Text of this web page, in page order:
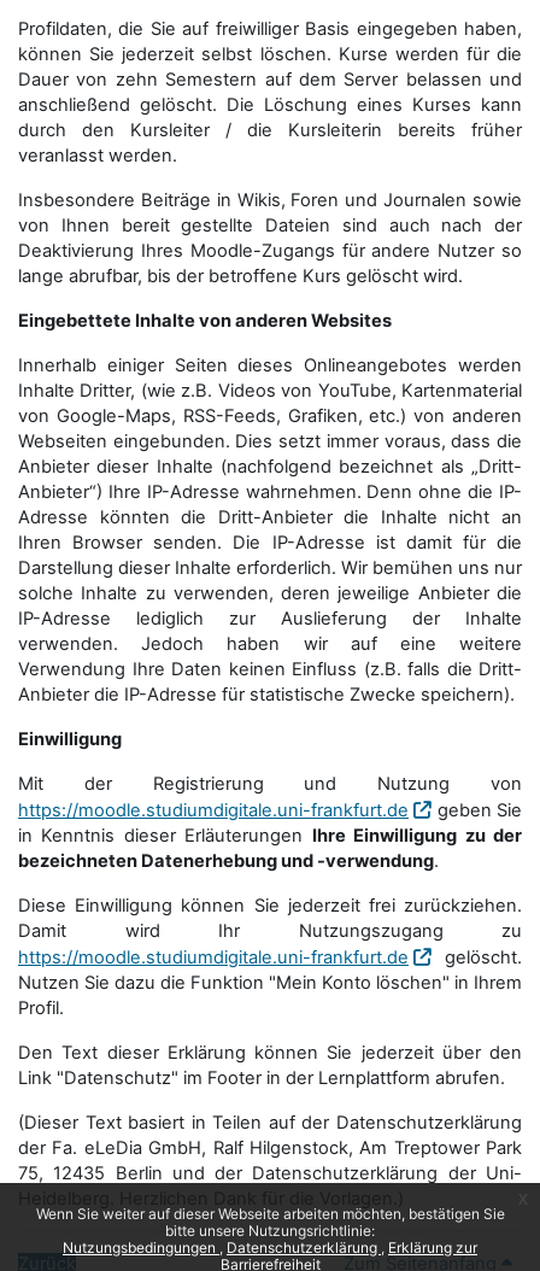
Wenn Sie weiter auf dieser Webseite arbeiten möchten, bestätigen Sie
bitte unsere Nutzungsrichtlinie:
Nutzungsbedingungen
Datenschutzerklärung
Erklärung zur
Barrierefreiheit
Profildaten, die Sie auf freiwilliger Basis eingegeben haben,
können Sie jederzeit selbst löschen. Kurse werden für die
Dauer von zehn Semestern auf dem Server belassen und
anschließend gelöscht. Die Löschung eines Kurses kann
durch den Kursleiter / die Kursleiterin bereits früher
veranlasst werden.
Insbesondere Beiträge in Wikis, Foren und Journalen sowie
von Ihnen bereit gestellte Dateien sind auch nach der
Deaktivierung Ihres Moodle-Zugangs für andere Nutzer so
lange abrufbar, bis der betroffene Kurs gelöscht wird.
Eingebettete Inhalte von anderen Websites
Innerhalb einiger Seiten dieses Onlineangebotes werden
Inhalte Dritter, (wie z.B. Videos von YouTube, Kartenmaterial
von Google-Maps, RSS-Feeds, Grafiken, etc.) von anderen
Webseiten eingebunden. Dies setzt immer voraus, dass die
Anbieter dieser Inhalte (nachfolgend bezeichnet als „Dritt-
Anbieter“) Ihre IP-Adresse wahrnehmen. Denn ohne die IP-
Adresse könnten die Dritt-Anbieter die Inhalte nicht an
Ihren Browser senden. Die IP-Adresse ist damit für die
Darstellung dieser Inhalte erforderlich. Wir bemühen uns nur
solche Inhalte zu verwenden, deren jeweilige Anbieter die
IP-Adresse lediglich zur Auslieferung der Inhalte
verwenden. Jedoch haben wir auf eine weitere
Verwendung Ihre Daten keinen Einfluss (z.B. falls die Dritt-
Anbieter die IP-Adresse für statistische Zwecke speichern).
Einwilligung
Mit der Registrierung und Nutzung von
https://moodle.studiumdigitale.uni-frankfurt.de
geben Sie
in Kenntnis dieser Erläuterungen Ihre Einwilligung zu der
bezeichneten Datenerhebung und -verwendung.
Diese Einwilligung können Sie jederzeit frei zurückziehen.
Damit wird Ihr Nutzungszugang zu
https://moodle.studiumdigitale.uni-frankfurt.de
gelöscht.
Nutzen Sie dazu die Funktion "Mein Konto löschen" in Ihrem
Profil.
Den Text dieser Erklärung können Sie jederzeit über den
Link "Datenschutz" im Footer in der Lernplattform abrufen.
(Dieser Text basiert in Teilen auf der Datenschutzerklärung
der Fa. eLeDia GmbH, Ralf Hilgenstock, Am Treptower Park
75, 12435 Berlin und der Datenschutzerklärung der Uni-
Zurück Zum Seitenanfang